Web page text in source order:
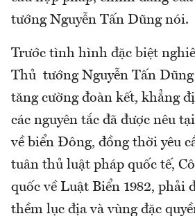
tướng Nguyễn Tấn Dũng nói.
Trước tình hình đặc biệt
Thủ tướng Nguyễn Tấn
tăng cường đoàn kết, khẳng
các nguyên tắc đã được nêu
về biển Đông, đồng thời yêu
tuân thủ luật pháp quốc tế,
quốc về Luật Biển 1982, phải
thềm lục địa và vùng đặc